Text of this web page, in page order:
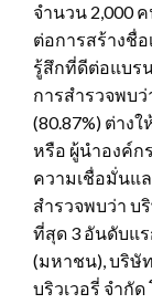
จำนวน 2,000
ต่อการสร้างชื่
รู้สึกที่ดีต่อแบร
การสำรวจพบว่
(80.87%) ต่าง
หรือ ผู้นำองค์ก
ความเชื่อมั่นแล
สำรวจพบว่า บ
ที่สุด 3 อันดับแ
(มหาชน), บริษั
บริวเวอรี่ จำกั